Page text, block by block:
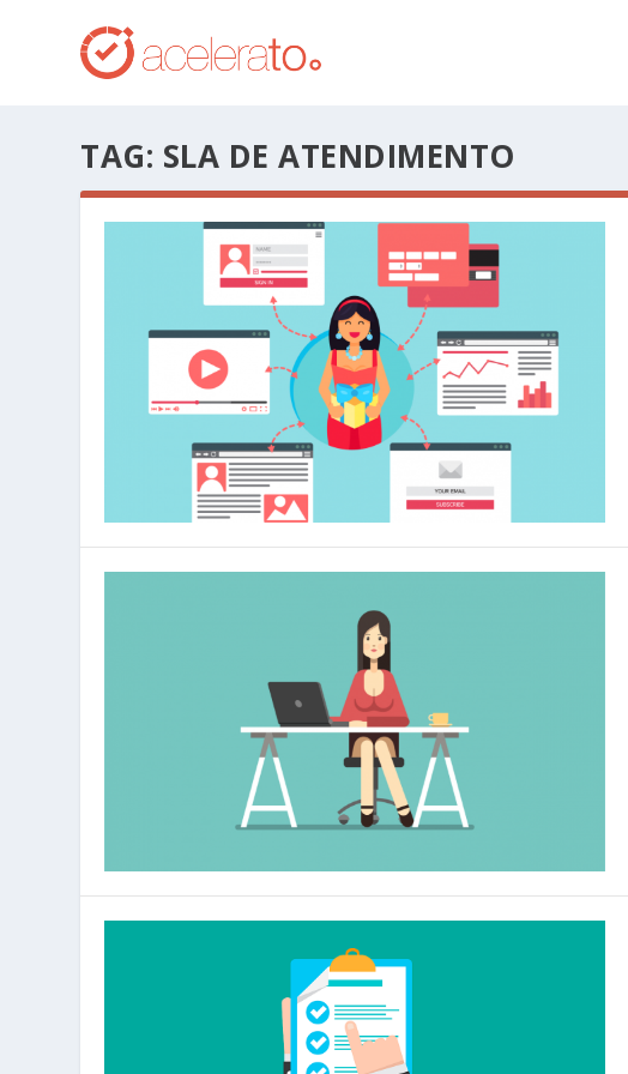
TAG: SLA DE ATENDIMENTO